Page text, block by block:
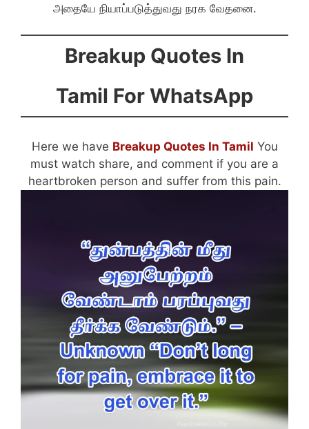
அதையே நியாப்படுத்துவது நரக வேதனை.
Breakup Quotes In
Tamil For WhatsApp
Here we have Breakup Quotes In Tamil You
must watch share, and comment if you are a
heartbroken person and suffer from this pain.